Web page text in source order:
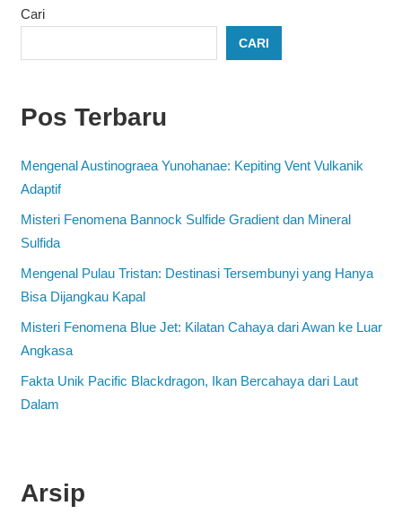
Cari
CARI
Pos Terbaru
Mengenal Austinograea Yunohanae: Kepiting Vent Vulkanik
Adaptif
Misteri Fenomena Bannock Sulfide Gradient dan Mineral
Sulfida
Mengenal Pulau Tristan: Destinasi Tersembunyi yang Hanya
Bisa Dijangkau Kapal
Misteri Fenomena Blue Jet: Kilatan Cahaya dari Awan ke Luar
Angkasa
Fakta Unik Pacific Blackdragon, Ikan Bercahaya dari Laut
Dalam
Arsip